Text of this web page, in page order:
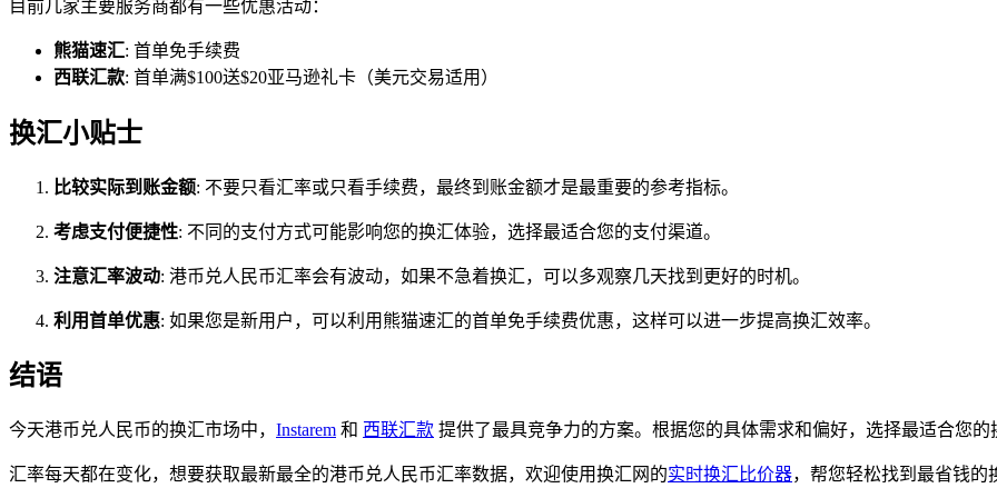
目前几家主要服务商都有一些优惠活动：
熊猫速汇: 首单免手续费
西联汇款: 首单满$100送$20亚马逊礼卡（美元交易适用）
换汇小贴士
比较实际到账金额: 不要只看汇率或只看手续费，最终到账金额才是最重要的参考指标。
考虑支付便捷性: 不同的支付方式可能影响您的换汇体验，选择最适合您的支付渠道。
注意汇率波动: 港币兑人民币汇率会有波动，如果不急着换汇，可以多观察几天找到更好的时机。
利用首单优惠: 如果您是新用户，可以利用熊猫速汇的首单免手续费优惠，这样可以进一步提高换汇效率。
结语
今天港币兑人民币的换汇市场中， Instarem 和 西联汇款 提供了最具竞争力的方案。根据您的具体需求和偏好，选择最适合您的
汇率每天都在变化，想要获取最新最全的港币兑人民币汇率数据，欢迎使用换汇网的实时换汇比价器，帮您轻松找到最省钱的